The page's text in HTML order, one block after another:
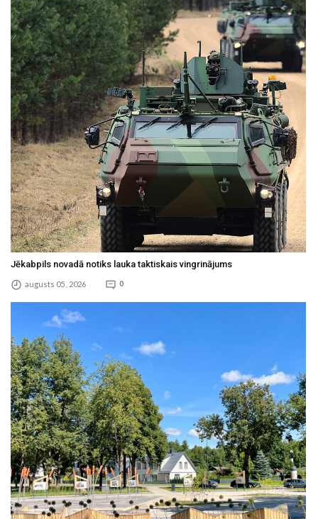
Jēkabpils novadā notiks lauka taktiskais vingrinājums
augusts 05 , 2026 0